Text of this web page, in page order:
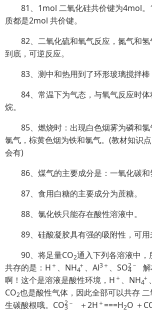
81、1mol 二氧化硅共价键为4mol
质都是2mol 共价键。
82、二氧化硫和氧气反应，氮气和
到底，可逆反应。
83、测中和热用到了环形玻璃搅拌棒
84、常温下为气态，与氧气反应时
烷。
85、燃烧时：出现白色烟雾为磷和
氯气，棕黄色烟为铁和氯气。(教材知识
会有)
86、煤气的主要成分是：一氧化碳和
87、食用白糖的主要成分为蔗糖。
88、氯化铁只能存在酸性溶液中。
89、硅酸凝胶具有强的吸附性，可
90、将足量CO2通入下列各溶液中
共存的是：H ＋ 、 NH4 、Al3＋ 、SO4
2－
啊！这个是溶液是酸性环境，H ＋ 、 NH4
CO2也是酸性气体，因此全部可以共存
生碳酸根哦。CO3
2－ ＋2H ＋ ===H2O ＋